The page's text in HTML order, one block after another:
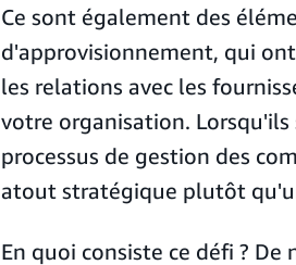
Ce sont également des
d'approvisionnement, qui
les relations avec les
votre organisation.
processus de gestion des
atout stratégique plutôt
En quoi consiste ce défi ?